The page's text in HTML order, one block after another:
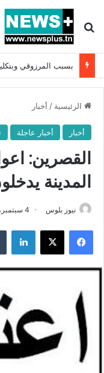
بحث عن
الرئيسية / أخبار
أخبار أخبار عاجلة
المدينة
نيوز بلوس 4 سبتمبر، 2019
فيسبوك X